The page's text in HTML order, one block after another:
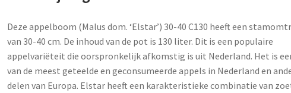
Deze appelboom (Malus dom. ‘Elstar’) 30-40 C130 heeft een
van 30-40 cm. De inhoud van de pot is 130 liter. Dit is een populaire
appelvariëteit die oorspronkelijk afkomstig is uit Nederland. Het is
van de meest geteelde en geconsumeerde appels in Nederland en
delen van Europa. Elstar heeft een karakteristieke combinatie van